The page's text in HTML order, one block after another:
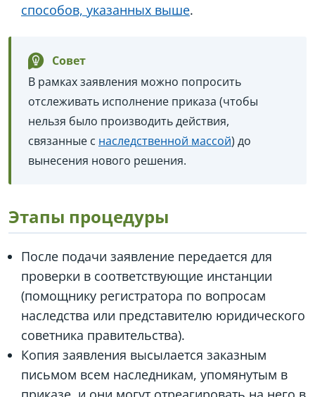
способов, указанных выше.
Совет
В рамках заявления можно попросить
отслеживать исполнение приказа (чтобы
нельзя было производить действия,
связанные с наследственной массой) до
вынесения нового решения.
Этапы процедуры
После подачи заявление передается для
проверки в соответствующие инстанции
(помощнику регистратора по вопросам
наследства или представителю юридического
советника правительства).
Копия заявления высылается заказным
письмом всем наследникам, упомянутым в